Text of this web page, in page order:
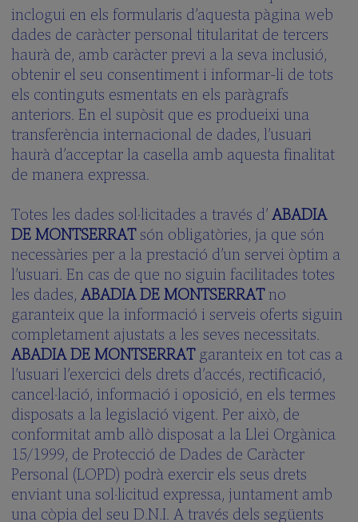
inclogui en els formularis d’aquesta pàgina web
dades de caràcter personal titularitat de tercers
haurà de, amb caràcter previ a la seva inclusió,
obtenir el seu consentiment i informar-li de tots
els continguts esmentats en els paràgrafs
anteriors. En el supòsit que es produeixi una
transferència internacional de dades, l’usuari
haurà d’acceptar la casella amb aquesta finalitat
de manera expressa.
Totes les dades sol·licitades a través d’ABADIA
DE MONTSERRATsón obligatòries, ja que són
necessàries per a la prestació d’un servei òptim a
l’usuari. En cas de que no siguin facilitades totes
les dades, ABADIA DE MONTSERRATno
garanteix que la informació i serveis oferts siguin
completament ajustats a les seves necessitats.
ABADIA DE MONTSERRATgaranteix en tot cas a
l’usuari l’exercici dels drets d’accés, rectificació,
cancel·lació, informació i oposició, en els termes
disposats a la legislació vigent. Per això, de
conformitat amb allò disposat a la Llei Orgànica
15/1999, de Protecció de Dades de Caràcter
Personal (LOPD) podrà exercir els seus drets
enviant una sol·licitud expressa, juntament amb
una còpia del seu D.N.I. A través dels següents